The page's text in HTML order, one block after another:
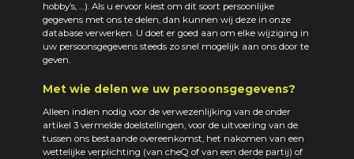
hobby’s, …). Als u ervoor kiest om dit soort persoonlijke
gegevens met ons te delen, dan kunnen wij deze in onze
database verwerken. U doet er goed aan om elke wijziging in
uw persoonsgegevens steeds zo snel mogelijk aan ons door te
geven.
Met wie delen we uw persoonsgegevens?
Alleen indien nodig voor de verwezenlijking van de onder
artikel 3 vermelde doelstellingen, voor de uitvoering van de
tussen ons bestaande overeenkomst, het nakomen van een
wettelijke verplichting (van cheQ of van een derde partij) of